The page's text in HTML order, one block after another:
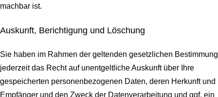
machbar ist.
Auskunft, Berichtigung und Löschung
Sie haben im Rahmen der geltenden gesetzlichen
jederzeit das Recht auf unentgeltliche Auskunft über Ihre
gespeicherten personenbezogenen Daten, deren Herkunft und
Empfänger und den Zweck der Datenverarbeitung und ggf. ein